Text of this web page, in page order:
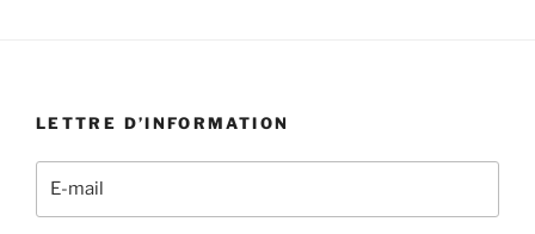
LETTRE D’INFORMATION